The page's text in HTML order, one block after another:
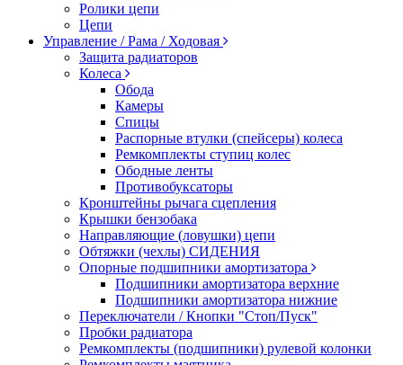
Ролики цепи
Цепи
Управление / Рама / Ходовая
Защита радиаторов
Колеса
Обода
Камеры
Спицы
Распорные втулки (спейсеры) колеса
Ремкомплекты ступиц колес
Ободные ленты
Противобуксаторы
Кронштейны рычага сцепления
Крышки бензобака
Направляющие (ловушки) цепи
Обтяжки (чехлы) СИДЕНИЯ
Опорные подшипники амортизатора
Подшипники амортизатора верхние
Подшипники амортизатора нижние
Переключатели / Кнопки "Стоп/Пуск"
Пробки радиатора
Ремкомплекты (подшипники) рулевой колонки